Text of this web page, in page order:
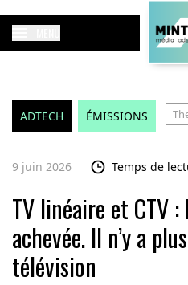
ADTECH ÉMISSIONS
9 juin 2026 Temps de
TV linéaire et CTV
achevée. Il n’y a
télévision